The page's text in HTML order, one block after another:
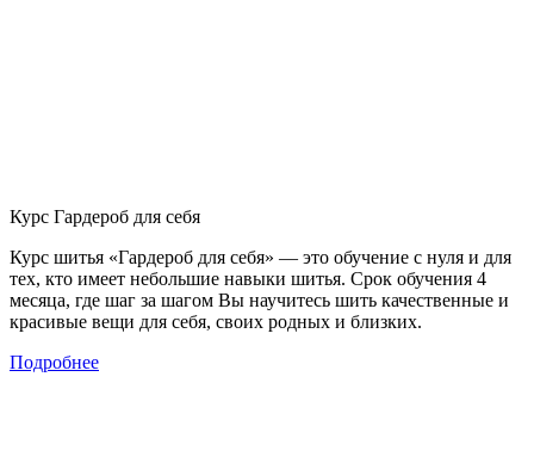
Курс Гардероб для себя
Курс шитья «Гардероб для себя» — это обучение с нуля и для
тех, кто имеет небольшие навыки шитья. Срок обучения 4
месяца, где шаг за шагом Вы научитесь шить качественные и
красивые вещи для себя, своих родных и близких.
Подробнее